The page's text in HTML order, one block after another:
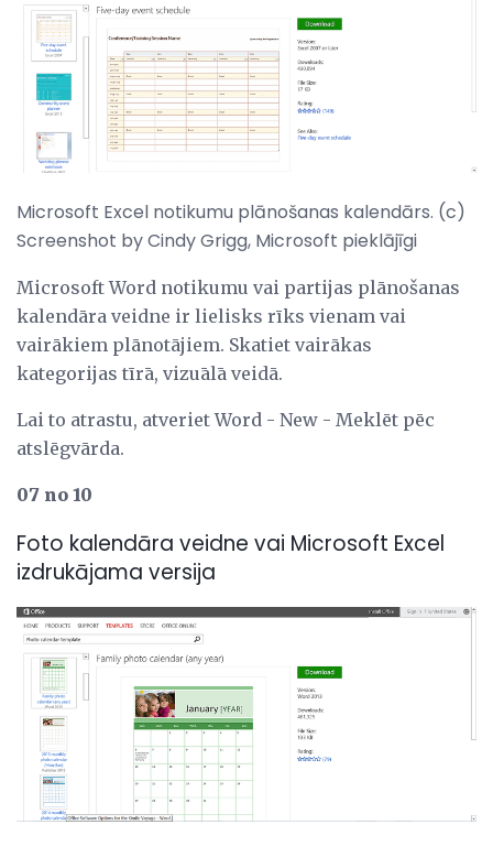
Microsoft Excel notikumu plānošanas kalendārs. (c)
Screenshot by Cindy Grigg, Microsoft pieklājīgi
Microsoft Word notikumu vai partijas plānošanas
kalendāra veidne ir lielisks rīks vienam vai
vairākiem plānotājiem. Skatiet vairākas
kategorijas tīrā, vizuālā veidā.
Lai to atrastu, atveriet Word - New - Meklēt pēc
atslēgvārda.
07 no 10
Foto kalendāra veidne vai Microsoft Excel
izdrukājama versija